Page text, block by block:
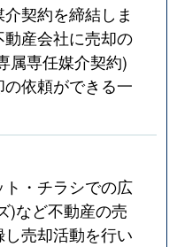
契約を締結しま
産会社に売却の
属専任媒介契約)
依頼ができる一
・チラシでの広
)など不動産の売
売却活動を行い